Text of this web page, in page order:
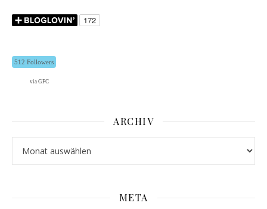
512 Followers
via GFC
ARCHIV
META